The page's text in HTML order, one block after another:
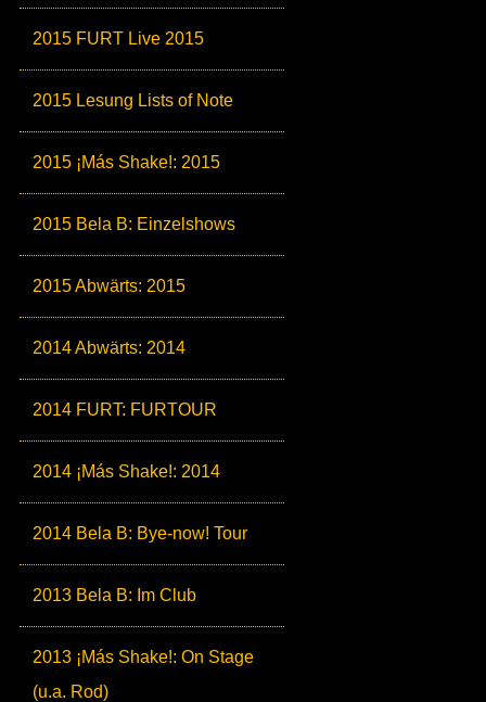
2015 FURT Live 2015
2015 Lesung Lists of Note
2015 ¡Más Shake!: 2015
2015 Bela B: Einzelshows
2015 Abwärts: 2015
2014 Abwärts: 2014
2014 FURT: FURTOUR
2014 ¡Más Shake!: 2014
2014 Bela B: Bye-now! Tour
2013 Bela B: Im Club
2013 ¡Más Shake!: On Stage
(u.a. Rod)